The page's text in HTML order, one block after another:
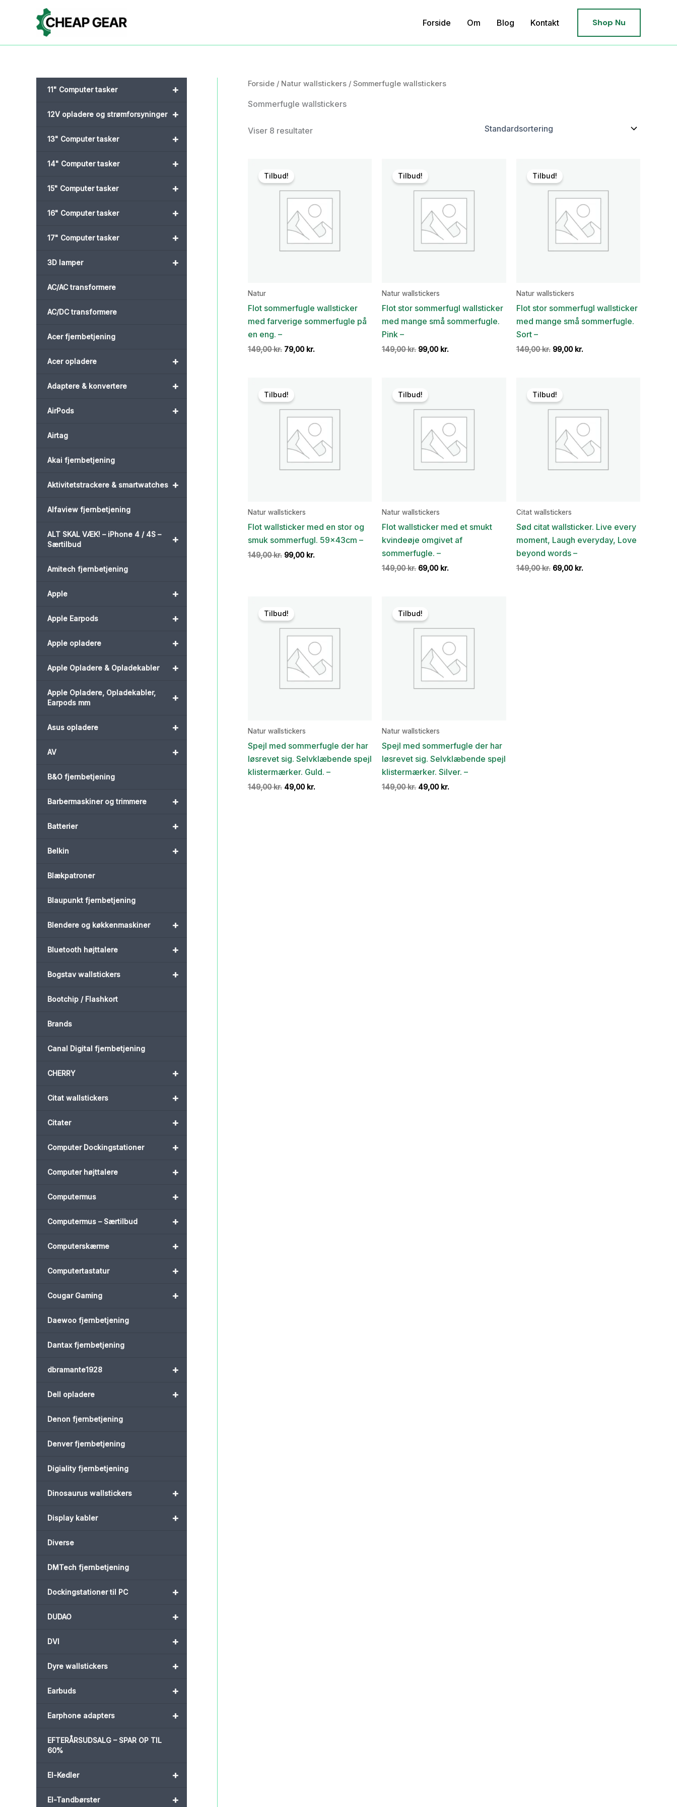
Forside Om Blog Kontakt Shop Nu
+
11" Computer tasker
+
12V opladere og strømforsyninger
+
13" Computer tasker
+
14" Computer tasker
+
15" Computer tasker
+
16" Computer tasker
+
17" Computer tasker
+
3D lamper
AC/AC transformere
AC/DC transformere
Acer fjernbetjening
+
Acer opladere
+
Adaptere & konvertere
+
AirPods
Airtag
Akai fjernbetjening
+
Aktivitetstrackere & smartwatches
Alfaview fjernbetjening
+
ALT SKAL VÆK! – iPhone 4 / 4S –
Særtilbud
Amitech fjernbetjening
+
Apple
+
Apple Earpods
+
Apple opladere
+
Apple Opladere & Opladekabler
+
Apple Opladere, Opladekabler,
Earpods mm
+
Asus opladere
+
AV
B&O fjernbetjening
+
Barbermaskiner og trimmere
+
Batterier
+
Belkin
Blækpatroner
Blaupunkt fjernbetjening
+
Blendere og køkkenmaskiner
+
Bluetooth højttalere
+
Bogstav wallstickers
Bootchip / Flashkort
Brands
Canal Digital fjernbetjening
+
CHERRY
+
Citat wallstickers
+
Citater
+
Computer Dockingstationer
+
Computer højttalere
+
Computermus
+
Computermus – Særtilbud
+
Computerskærme
+
Computertastatur
+
Cougar Gaming
Daewoo fjernbetjening
Dantax fjernbetjening
+
dbramante1928
+
Dell opladere
Denon fjernbetjening
Denver fjernbetjening
Digiality fjernbetjening
+
Dinosaurus wallstickers
+
Display kabler
Diverse
DMTech fjernbetjening
+
Dockingstationer til PC
+
DUDAO
+
DVI
+
Dyre wallstickers
+
Earbuds
+
Earphone adapters
EFTERÅRSUDSALG – SPAR OP TIL
60%
+
El-Kedler
+
El-Tandbørster
Forside / Natur wallstickers / Sommerfugle wallstickers
Sommerfugle wallstickers
Viser 8 resultater
Tilbud!
Natur
Flot sommerfugle wallsticker
med farverige sommerfugle på
en eng. –
149,00kr. Den
79,00 kr.
Tilbud!
Natur wallstickers
Flot stor sommerfugl wallsticker
med mange små sommerfugle.
Pink –
149,00kr. Den
99,00 kr.
Tilbud!
Natur wallstickers
Flot stor sommerfugl wallsticker
med mange små sommerfugle.
Sort –
149,00kr. Den
99,00 kr.Den
Tilbud!
Natur wallstickers
Flot wallsticker med en stor og
smuk sommerfugl. 59x43cm –
149,00kr. Den
99,00 kr.
Tilbud!
Natur wallstickers
Flot wallsticker med et smukt
kvindeøje omgivet af
sommerfugle. –
149,00kr. Den
69,00 kr.
Tilbud!
Citat wallstickers
Sød citat wallsticker. Live every
moment, Laugh everyday, Love
beyond words –
149,00kr. Den
69,00 kr.Den
Tilbud!
Natur wallstickers
Spejl med sommerfugle der har
løsrevet sig. Selvklæbende spejl
klistermærker. Guld. –
149,00kr. Den
49,00 kr.
Tilbud!
Natur wallstickers
Spejl med sommerfugle der har
løsrevet sig. Selvklæbende spejl
klistermærker. Silver. –
149,00kr. Den
49,00 kr.